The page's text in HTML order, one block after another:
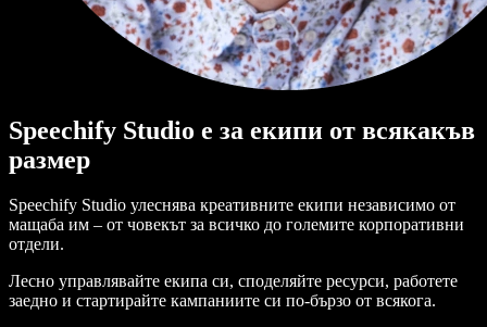
Speechify Studio е за екипи от всякакъв
размер
Speechify Studio улеснява креативните екипи независимо от
мащаба им – от човекът за всичко до големите корпоративни
отдели.
Лесно управлявайте екипа си, споделяйте ресурси, работете
заедно и стартирайте кампаниите си по-бързо от всякога.